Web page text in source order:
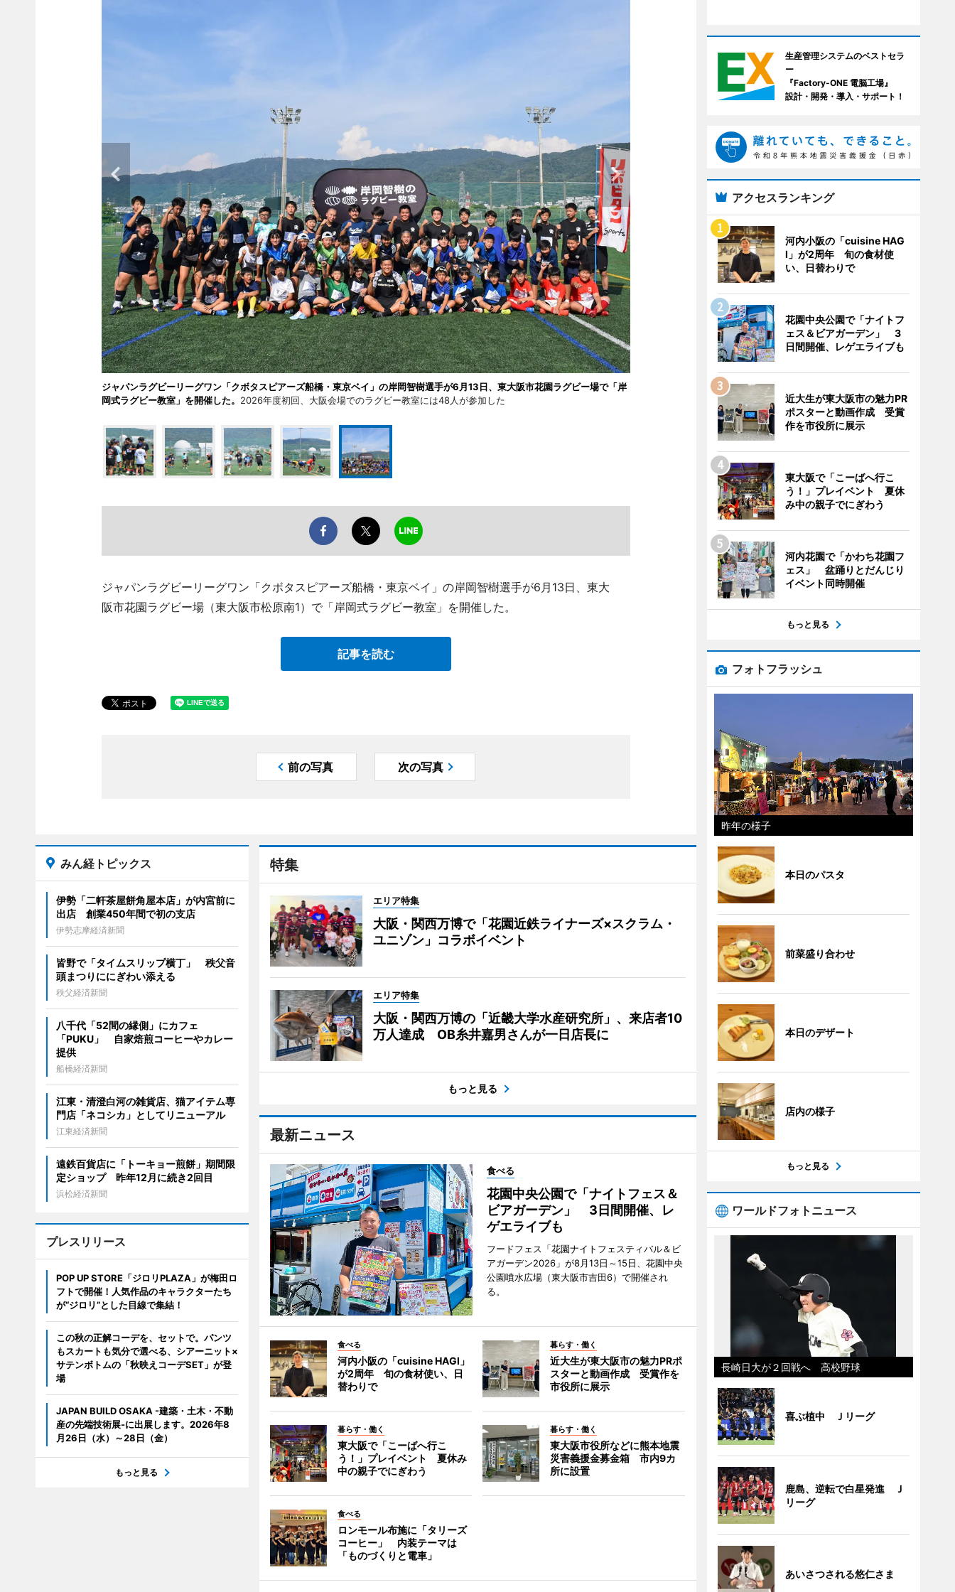
ジャパンラグビーリーグワン「クボタスピアーズ船橋・東京ベイ」の岸岡智樹選手が6月13日、東大阪市花園ラグビー場で「岸
岡式ラグビー教室」を開催した。 2026年度初回、大阪会場でのラグビー教室には48人が参加した
ジャパンラグビーリーグワン「クボタスピアーズ船橋・東京ベイ」の岸岡智樹選手が6月13日、東大
阪市花園ラグビー場（東大阪市松原南1）で「岸岡式ラグビー教室」を開催した。
記事を読む
前の写真 次の写真
特集
エリア特集
大阪・関西万博で「花園近鉄ライナーズ×スクラム・
ユニゾン」コラボイベント
エリア特集
大阪・関西万博の「近畿大学水産研究所」、来店者10
万人達成 OB糸井嘉男さんが一日店長に
もっと見る
最新ニュース
食べる
花園中央公園で「ナイトフェス＆
ビアガーデン」 3日間開催、レ
ゲエライブも
フードフェス「花園ナイトフェスティバル＆ビ
アガーデン2026」が8月13日～15日、花園中央
公園噴水広場（東大阪市吉田6）で開催され
る。
食べる
河内小阪の「cuisine HAGI」
が2周年 旬の食材使い、日
替わりで
暮らす・働く
近大生が東大阪市の魅力PRポ
スターと動画作成 受賞作を
市役所に展示
暮らす・働く
東大阪で「こーばへ行こ
う！」プレイベント 夏休み
中の親子でにぎわう
暮らす・働く
東大阪市役所などに熊本地震
災害義援金募金箱 市内9カ
所に設置
食べる
ロンモール布施に「タリーズ
コーヒー」 内装テーマは
「ものづくりと電車」
みん経トピックス
伊勢「二軒茶屋餅角屋本店」が内宮前に
出店 創業450年間で初の支店
伊勢志摩経済新聞
皆野で「タイムスリップ横丁」 秩父音
頭まつりににぎわい添える
秩父経済新聞
八千代「52間の縁側」にカフェ
「PUKU」 自家焙煎コーヒーやカレー
提供
船橋経済新聞
江東・清澄白河の雑貨店、猫アイテム専
門店「ネコシカ」としてリニューアル
江東経済新聞
遠鉄百貨店に「トーキョー煎餅」期間限
定ショップ 昨年12月に続き2回目
浜松経済新聞
プレスリリース
POP UP STORE「ジロリPLAZA」が梅田ロ
フトで開催！人気作品のキャラクターたち
が“ジロリ”とした目線で集結！
この秋の正解コーデを、セットで。パンツ
もスカートも気分で選べる、シアーニット×
サテンボトムの「秋映えコーデSET」が登
場
JAPAN BUILD OSAKA -建築・土木・不動
産の先端技術展-に出展します。2026年8
月26日（水）～28日（金）
もっと見る
生産管理システムのベストセラ
ー
『Factory-ONE 電脳工場』
設計・開発・導入・サポート！
アクセスランキング
河内小阪の「cuisine HAG
I」が2周年 旬の食材使
い、日替わりで
花園中央公園で「ナイトフ
ェス＆ビアガーデン」 3
日間開催、レゲエライブも
近大生が東大阪市の魅力PR
ポスターと動画作成 受賞
作を市役所に展示
東大阪で「こーばへ行こ
う！」プレイベント 夏休
み中の親子でにぎわう
河内花園で「かわち花園フ
ェス」 盆踊りとだんじり
イベント同時開催
もっと見る
フォトフラッシュ
昨年の様子
本日のパスタ
前菜盛り合わせ
本日のデザート
店内の様子
もっと見る
ワールドフォトニュース
長崎日大が２回戦へ 高校野球
喜ぶ植中 Ｊリーグ
鹿島、逆転で白星発進 Ｊ
リーグ
あいさつされる悠仁さま